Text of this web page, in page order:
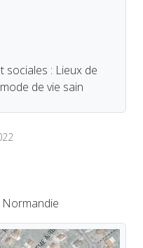
sociales : Lieux de
de vie sain
Normandie